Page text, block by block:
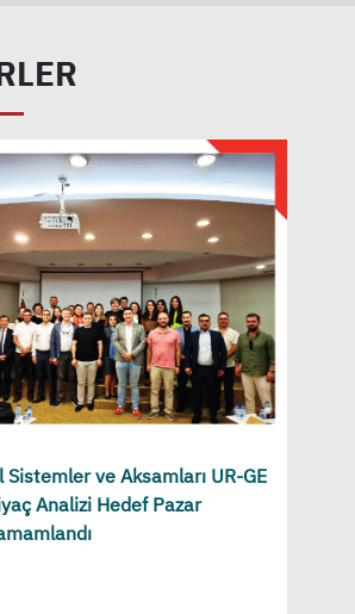
ve Aksamları UR-GE
Analizi Hedef Pazar